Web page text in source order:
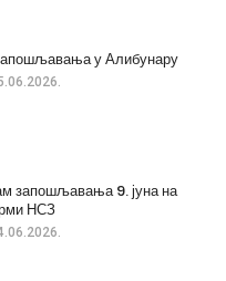
у Алибунару
запошљавања 9. јуна на
НСЗ